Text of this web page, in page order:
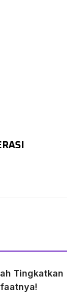
Tingkatkan